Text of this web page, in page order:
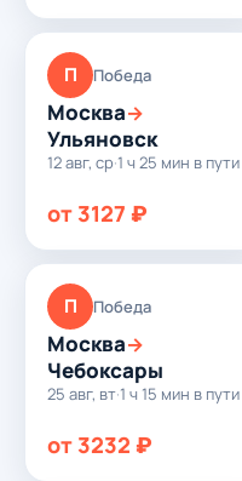
П Победа
Москва→
Ульяновск
12 авг, ср·1 ч 25 мин в пути
от 3127 ₽
П Победа
Москва→
Чебоксары
25 авг, вт·1 ч 15 мин в пути
от 3232 ₽